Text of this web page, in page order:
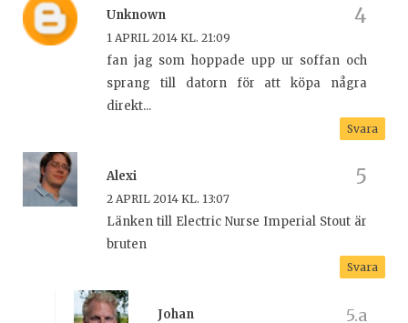
Unknown
1 APRIL 2014 KL. 21:09
fan jag som hoppade upp ur soffan och
sprang till datorn för att köpa några
direkt...
Svara
Alexi
2 APRIL 2014 KL. 13:07
Länken till Electric Nurse Imperial Stout är
bruten
Svara
Johan